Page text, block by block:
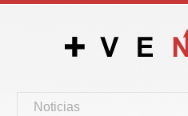
Noticias